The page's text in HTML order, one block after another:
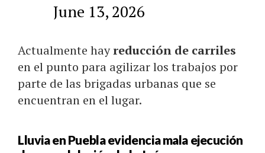
June 13, 2026
Actualmente hayreducción de carriles
en el punto para agilizar los trabajos por
parte de las brigadas urbanas que se
encuentran en el lugar.
Lluvia en Puebla evidencia mala ejecución